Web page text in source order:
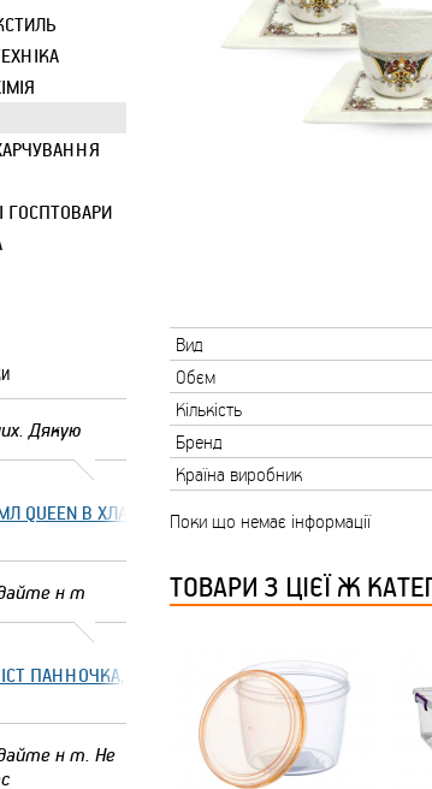
ГОСПТОВАРИ
Дякую
QUEEN В ХЛАМІНГО ТМ FARGLASS
н т
ПАННОЧКА, ЩО ЗАКРУЧУЄТЬСЯ КОТИКИ (20ШТ/
н т. Не
Вид
Обєм
Кількість
Бренд
Країна виробник
Поки що немає інформації
ТОВАРИ З ЦІЄЇ Ж